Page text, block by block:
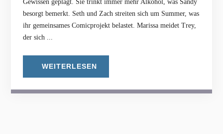
Gewissen geplagt. Sie trinkt immer mehr Alkohol, was Sandy
besorgt bemerkt. Seth und Zach streiten sich um Summer, was
ihr gemeinsames Comicprojekt belastet. Marissa meidet Trey,
der sich ...
WEITERLESEN